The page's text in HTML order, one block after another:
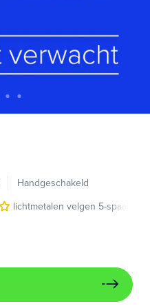
Handgeschakeld
lichtmetalen velgen 5-spaaks